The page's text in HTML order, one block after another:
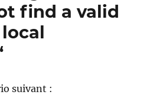
find a valid
suivant :